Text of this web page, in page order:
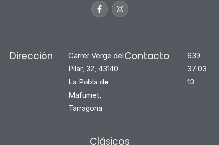
Dirección
Carrer Verge del
Pilar, 32, 43140
La Pobla de
Mafumet,
Tarragona
Contacto
639
37 03
13
Clásicos